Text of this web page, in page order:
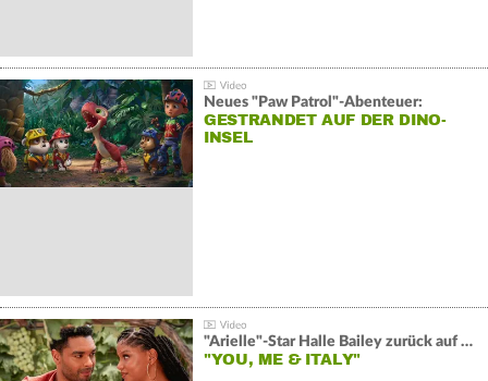
Neues "Paw Patrol"-Abenteuer:
GESTRANDET AUF DER DINO-
INSEL
"Arielle"-Star Halle Bailey zurück auf der Leinwand:
"YOU, ME & ITALY"